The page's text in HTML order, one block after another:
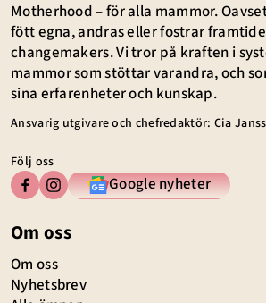
Motherhood – för alla mammor.
fött egna, andras eller fostrar
changemakers. Vi tror på kraften i
mammor som stöttar varandra, och
sina erfarenheter och kunskap.
Ansvarig utgivare och chefredaktör: Cia
Följ oss
Google nyheter
Om oss
Om oss
Nyhetsbrev